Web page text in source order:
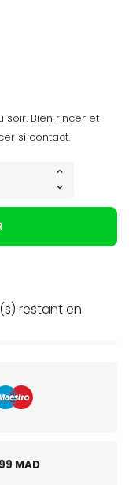
soir. Bien rincer et
si contact.
restant en
MAD